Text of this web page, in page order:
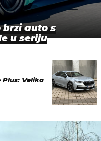
brzi auto s
u seriju
Plus: Velika